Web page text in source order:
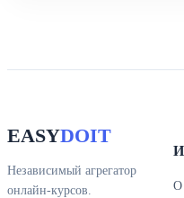
EASYDOIT
Независимый агрегатор
онлайн-курсов.
О